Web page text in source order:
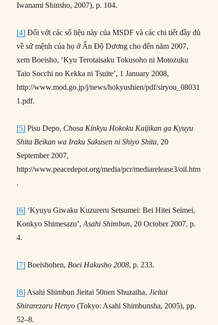
Iwanami Shinsho, 2007), p. 104.
[4] Đối với các số liệu này của MSDF và các chi tiết đầy đủ
về sứ mệnh của họ ở Ấn Độ Dương cho đến năm 2007,
xem Boeisho, ‘Kyu Terotaisaku Tokusoho ni Motozuku
Taio Socchi no Kekka ni Tsuite’, 1 January 2008,
http://www.mod.go.jp/j/news/hokyushien/pdf/siryou_08031
1.pdf.
[5] Pisu Depo, Chosa Kinkyu Hokoku Kaijikan ga Kyuyu
Shita Beikan wa Iraku Sakusen ni Shiyo Shita, 20
September 2007,
http://www.peacedepot.org/media/pcr/mediarelease3/oil.htm
.
[6] ‘Kyuyu Giwaku Kuzureru Setsumei: Bei Hitei Seimei,
Konkyo Shimesazu’,Asahi Shimbun, 20 October 2007, p.
4.
[7] Boeishohen, Boei Hakusho 2008, p. 233.
[8] Asahi Shimbun Jieitai 50nen Shuzaiha,Jieitai
Shirarezaru Henyo(Tokyo: Asahi Shimbunsha, 2005), pp.
52–8.